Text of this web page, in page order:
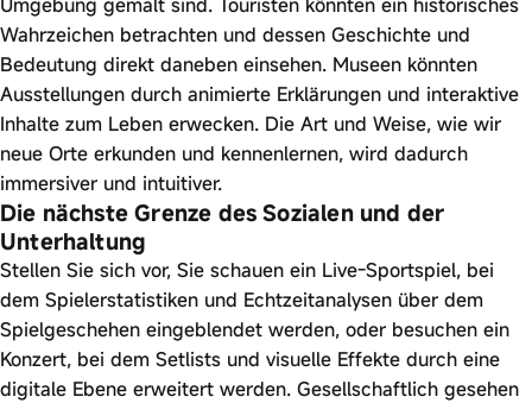
Wahrzeichen betrachten und dessen Geschichte und
Bedeutung direkt daneben einsehen. Museen könnten
Ausstellungen durch animierte Erklärungen und interaktive
Inhalte zum Leben erwecken. Die Art und Weise, wie wir
neue Orte erkunden und kennenlernen, wird dadurch
immersiver und intuitiver.
Die nächste Grenze des Sozialen und der
Unterhaltung
Stellen Sie sich vor, Sie schauen ein Live-Sportspiel, bei
dem Spielerstatistiken und Echtzeitanalysen über dem
Spielgeschehen eingeblendet werden, oder besuchen ein
Konzert, bei dem Setlists und visuelle Effekte durch eine
digitale Ebene erweitert werden. Gesellschaftlich gesehen